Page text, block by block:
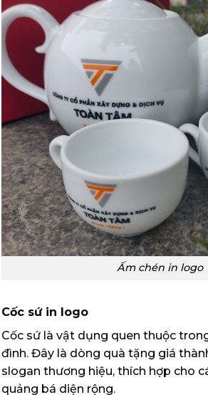
Ấm chén in logo
Cốc sứ in logo
Cốc sứ là vật dụng quen thuộc
đình. Đây là dòng quà tặng giá
slogan thương hiệu, thích hợp cho
quảng bá diện rộng.